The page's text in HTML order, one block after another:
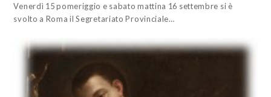
Venerdì 15 pomeriggio e sabato mattina 16 settembre si è
svolto a Roma il Segretariato Provinciale…